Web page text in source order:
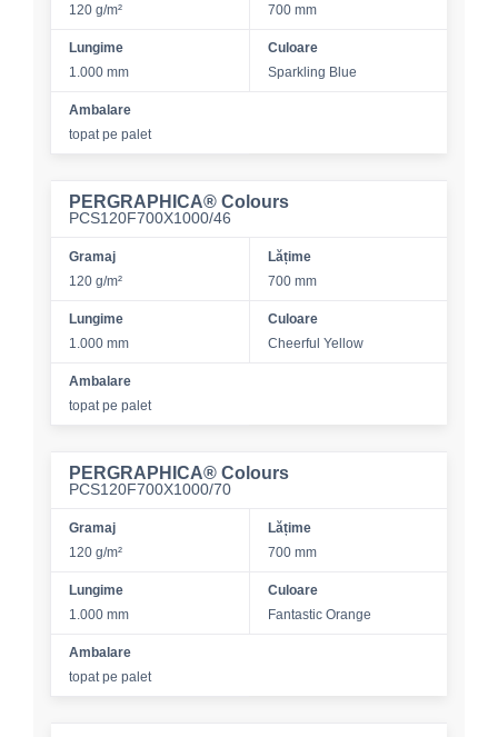
120 g/m²
700 mm
Lungime
1.000 mm
Culoare
Sparkling Blue
Ambalare
topat pe palet
PERGRAPHICA® Colours
PCS120F700X1000/46
Gramaj
120 g/m²
Lățime
700 mm
Lungime
1.000 mm
Culoare
Cheerful Yellow
Ambalare
topat pe palet
PERGRAPHICA® Colours
PCS120F700X1000/70
Gramaj
120 g/m²
Lățime
700 mm
Lungime
1.000 mm
Culoare
Fantastic Orange
Ambalare
topat pe palet